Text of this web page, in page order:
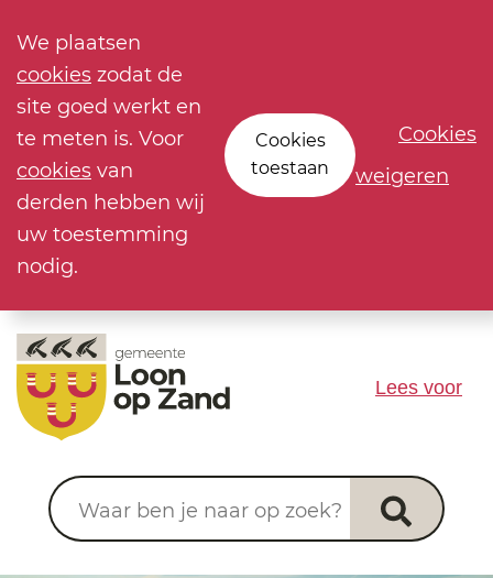
We plaatsen
cookies zodat de
site goed werkt en
te meten is. Voor
cookies van
derden hebben wij
uw toestemming
nodig.
Cookies
toestaan
Cookies
weigeren
Waar ben je naar op zoek?
Lees voor